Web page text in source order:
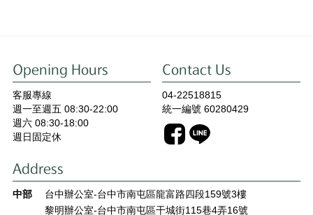
Opening Hours
客服專線
週一至週五 08:30-22:00
週六 08:30-18:00
週日固定休
Contact Us
04-22518815
統一編號 60280429
Address
中部
台中辦公室-台中市南屯區龍富路四段159號3樓
黎明辦公室-台中市南屯區干城街115巷4弄16號